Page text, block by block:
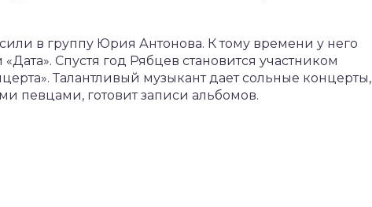
в группу Юрия Антонова. К тому времени у него
Спустя год Рябцев становится участником
Талантливый музыкант дает сольные концерты,
певцами, готовит записи альбомов.